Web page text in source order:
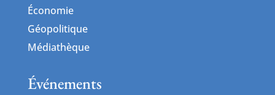
Économie
Géopolitique
Médiathèque
Événements